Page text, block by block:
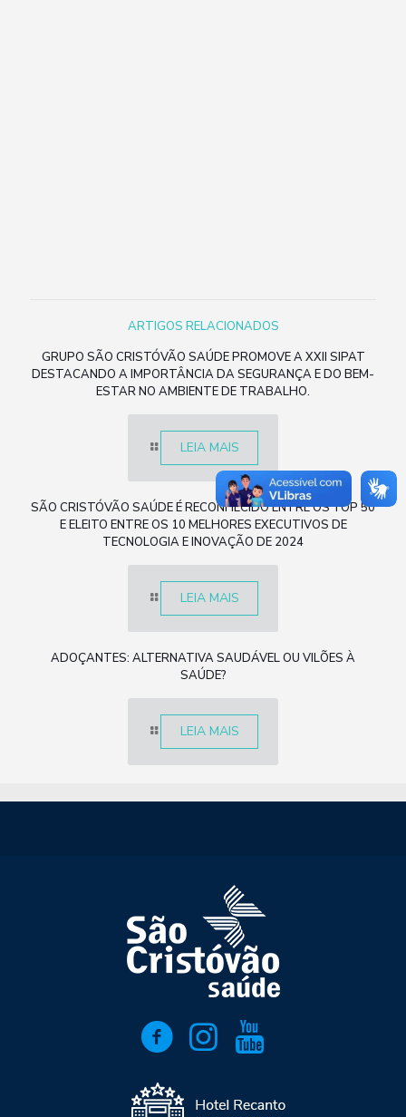
ARTIGOS RELACIONADOS
GRUPO SÃO CRISTÓVÃO SAÚDE PROMOVE A XXII SIPAT
DESTACANDO A IMPORTÂNCIA DA SEGURANÇA E DO BEM-
ESTAR NO AMBIENTE DE TRABALHO.
LEIA MAIS
SÃO CRISTÓVÃO SAÚDE É RECONHECIDO ENTRE OS TOP 50
E ELEITO ENTRE OS 10 MELHORES EXECUTIVOS DE
TECNOLOGIA E INOVAÇÃO DE 2024
LEIA MAIS
ADOÇANTES: ALTERNATIVA SAUDÁVEL OU VILÕES À
SAÚDE?
LEIA MAIS